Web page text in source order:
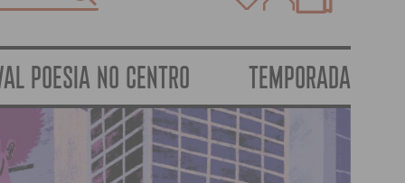
POESIA NO CENTRO TEMPORADA